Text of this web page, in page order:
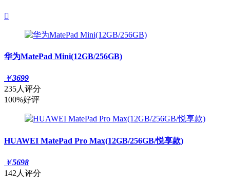

华为MatePad Mini(12GB/256GB)
￥3699
235人评分
100%好评
HUAWEI MatePad Pro Max(12GB/256GB/悦享款)
￥5698
142人评分